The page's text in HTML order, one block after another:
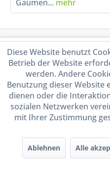
Gaumen... mehr
Service Hotline
Shop Service
Informationen
Handel mit
durch DE-ÖKO-
Diese Website benutzt
Betrieb der Website
werden. Andere
Benutzung dieser
dienen oder die
sozialen Netzwerken
mit Ihrer Zustimmung
Ablehnen Alle